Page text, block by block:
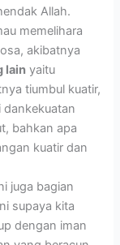
Allah.
memelihara
akibatnya
lain yaitu
tiumbul kuatir,
dankekuatan
bahkan apa
kuatir dan
juga bagian
supaya kita
dengan iman